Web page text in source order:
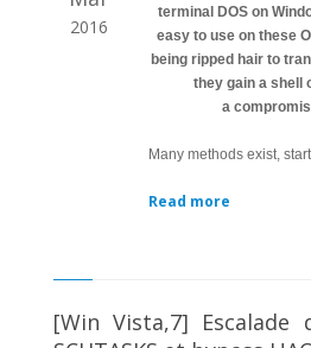
2016
terminal DOS on
easy to use on these
being ripped hair to
they gain a shell
a
Many methods exist,
Read more
[Win Vista,7] Escalade